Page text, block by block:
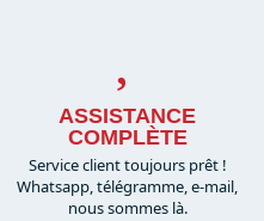
ASSISTANCE
COMPLÈTE
Service client toujours prêt !
Whatsapp, télégramme, e-mail,
nous sommes là.​